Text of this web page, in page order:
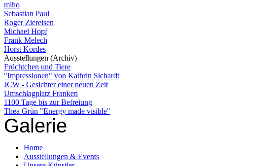
miho
Sebastian Paul
Roger Ziereisen
Michael Hopf
Frank Melech
Horst Kordes
Ausstellungen (Archiv)
Früchtchen und Tiere
"Impressionen" von Kathrin Sichardt
JCW - Gesichter einer neuen Zeit
Umschlagplatz Franken
1100 Tage bis zur Befreiung
Thea Grün "Energy made visible"
Galerie
Home
Ausstellungen & Events